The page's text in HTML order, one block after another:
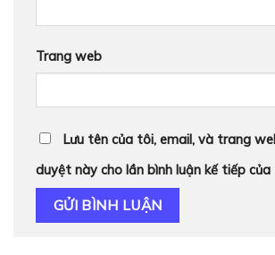
Trang web
Lưu tên của tôi, email, và trang
duyệt này cho lần bình luận kế tiếp của